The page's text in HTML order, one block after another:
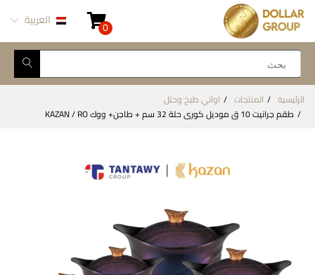
0 العربية
الرئيسية المنتجات
اواني طبخ وحلل
طقم جرانيت 10 ق موديل كورى حلة 32 سم + طاجن+ ووك KAZAN / RO